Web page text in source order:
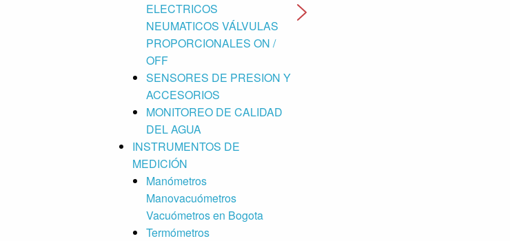
ELECTRICOS
NEUMATICOS VÁLVULAS
PROPORCIONALES ON /
OFF
SENSORES DE PRESION Y
ACCESORIOS
MONITOREO DE CALIDAD
DEL AGUA
INSTRUMENTOS DE
MEDICIÓN
Manómetros
Manovacuómetros
Vacuómetros en Bogota
Termómetros